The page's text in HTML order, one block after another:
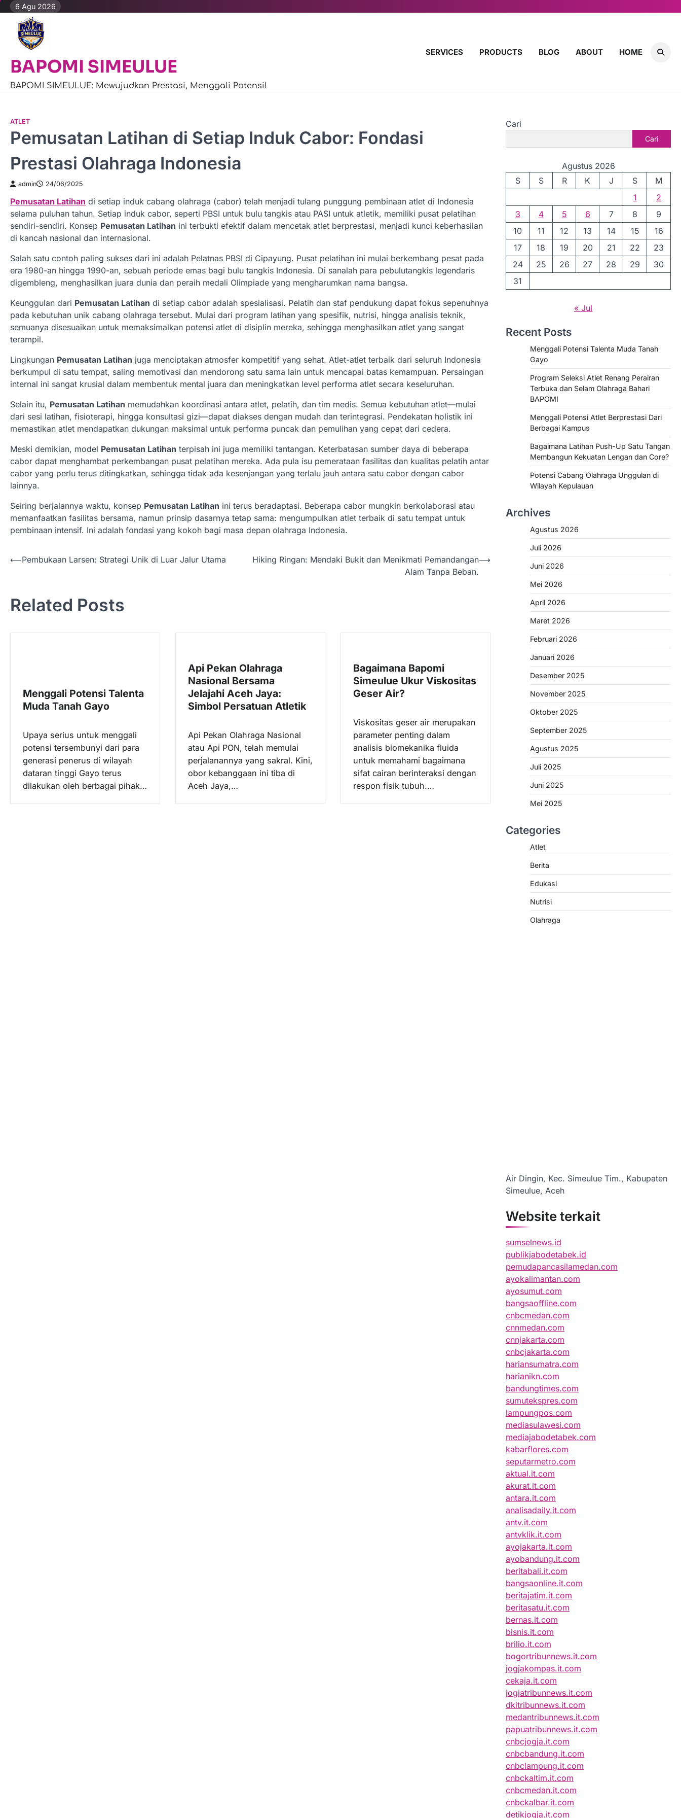
Skip
content
6 Agu 2026
BAPOMI SIMEULUE
BAPOMI SIMEULUE: Mewujudkan Prestasi, Menggali Potensi!
SERVICES PRODUCTS BLOG ABOUT HOME
ATLET
Pemusatan Latihan di Setiap Induk Cabor: Fondasi
Prestasi Olahraga Indonesia
admin 24/06/2025
Pemusatan Latihan di setiap induk cabang olahraga (cabor) telah menjadi tulang punggung pembinaan atlet di Indonesia
selama puluhan tahun. Setiap induk cabor, seperti PBSI untuk bulu tangkis atau PASI untuk atletik, memiliki pusat pelatihan
sendiri-sendiri. Konsep Pemusatan Latihan ini terbukti efektif dalam mencetak atlet berprestasi, menjadi kunci keberhasilan
di kancah nasional dan internasional.
Salah satu contoh paling sukses dari ini adalah Pelatnas PBSI di Cipayung. Pusat pelatihan ini mulai berkembang pesat pada
era 1980-an hingga 1990-an, sebuah periode emas bagi bulu tangkis Indonesia. Di sanalah para pebulutangkis legendaris
digembleng, menghasilkan juara dunia dan peraih medali Olimpiade yang mengharumkan nama bangsa.
Keunggulan dari Pemusatan Latihan di setiap cabor adalah spesialisasi. Pelatih dan staf pendukung dapat fokus sepenuhnya
pada kebutuhan unik cabang olahraga tersebut. Mulai dari program latihan yang spesifik, nutrisi, hingga analisis teknik,
semuanya disesuaikan untuk memaksimalkan potensi atlet di disiplin mereka, sehingga menghasilkan atlet yang sangat
terampil.
Lingkungan Pemusatan Latihan juga menciptakan atmosfer kompetitif yang sehat. Atlet-atlet terbaik dari seluruh Indonesia
berkumpul di satu tempat, saling memotivasi dan mendorong satu sama lain untuk mencapai batas kemampuan. Persaingan
internal ini sangat krusial dalam membentuk mental juara dan meningkatkan level performa atlet secara keseluruhan.
Selain itu, Pemusatan Latihan memudahkan koordinasi antara atlet, pelatih, dan tim medis. Semua kebutuhan atlet—mulai
dari sesi latihan, fisioterapi, hingga konsultasi gizi—dapat diakses dengan mudah dan terintegrasi. Pendekatan holistik ini
memastikan atlet mendapatkan dukungan maksimal untuk performa puncak dan pemulihan yang cepat dari cedera.
Meski demikian, model Pemusatan Latihan terpisah ini juga memiliki tantangan. Keterbatasan sumber daya di beberapa
cabor dapat menghambat perkembangan pusat pelatihan mereka. Ada pula isu pemerataan fasilitas dan kualitas pelatih antar
cabor yang perlu terus ditingkatkan, sehingga tidak ada kesenjangan yang terlalu jauh antara satu cabor dengan cabor
lainnya.
Seiring berjalannya waktu, konsep Pemusatan Latihan ini terus beradaptasi. Beberapa cabor mungkin berkolaborasi atau
memanfaatkan fasilitas bersama, namun prinsip dasarnya tetap sama: mengumpulkan atlet terbaik di satu tempat untuk
pembinaan intensif. Ini adalah fondasi yang kokoh bagi masa depan olahraga Indonesia.
N
i
⟵Pembukaan Larsen: Strategi Unik di Luar Jalur Utama
Hiking Ringan: Mendaki Bukit dan Menikmati Pemandangan
Alam Tanpa Beban.
⟶
Related Posts
Menggali Potensi Talenta
Muda Tanah Gayo
Upaya serius untuk menggali
potensi tersembunyi dari para
generasi penerus di wilayah
dataran tinggi Gayo terus
dilakukan oleh berbagai pihak…
Api Pekan Olahraga
Nasional Bersama
Jelajahi Aceh Jaya:
Simbol Persatuan Atletik
Api Pekan Olahraga Nasional
atau Api PON, telah memulai
perjalanannya yang sakral. Kini,
obor kebanggaan ini tiba di
Aceh Jaya,…
Bagaimana Bapomi
Simeulue Ukur Viskositas
Geser Air?
Viskositas geser air merupakan
parameter penting dalam
analisis biomekanika fluida
untuk memahami bagaimana
sifat cairan berinteraksi dengan
respon fisik tubuh.…
Cari
Cari
Agustus 2026
S
S R K J S
M
1
2
3
4 5 6 7 8
9
10
11 12 13 14 15
16
17
18 19 20 21 22
23
24
25 26 27 28 29
30
31
« Jul
Recent Posts
Menggali Potensi Talenta Muda Tanah
Gayo
Program Seleksi Atlet Renang Perairan
Terbuka dan Selam Olahraga Bahari
BAPOMI
Menggali Potensi Atlet Berprestasi Dari
Berbagai Kampus
Bagaimana Latihan Push-Up Satu Tangan
Membangun Kekuatan Lengan dan Core?
Potensi Cabang Olahraga Unggulan di
Wilayah Kepulauan
Archives
Agustus 2026
Juli 2026
Juni 2026
Mei 2026
April 2026
Maret 2026
Februari 2026
Januari 2026
Desember 2025
November 2025
Oktober 2025
September 2025
Agustus 2025
Juli 2025
Juni 2025
Mei 2025
Categories
Atlet
Berita
Edukasi
Nutrisi
Olahraga
Air Dingin, Kec. Simeulue Tim., Kabupaten
Simeulue, Aceh
Website terkait
sumselnews.id
publikjabodetabek.id
pemudapancasilamedan.com
ayokalimantan.com
ayosumut.com
bangsaoffline.com
cnbcmedan.com
cnnmedan.com
cnnjakarta.com
cnbcjakarta.com
hariansumatra.com
harianikn.com
bandungtimes.com
sumutekspres.com
lampungpos.com
mediasulawesi.com
mediajabodetabek.com
kabarflores.com
seputarmetro.com
aktual.it.com
akurat.it.com
antara.it.com
analisadaily.it.com
antv.it.com
antvklik.it.com
ayojakarta.it.com
ayobandung.it.com
beritabali.it.com
bangsaonline.it.com
beritajatim.it.com
beritasatu.it.com
bernas.it.com
bisnis.it.com
brilio.it.com
bogortribunnews.it.com
jogjakompas.it.com
cekaja.it.com
jogjatribunnews.it.com
dkitribunnews.it.com
medantribunnews.it.com
papuatribunnews.it.com
cnbcjogja.it.com
cnbcbandung.it.com
cnbclampung.it.com
cnbckaltim.it.com
cnbcmedan.it.com
cnbckalbar.it.com
detikjogja.it.com